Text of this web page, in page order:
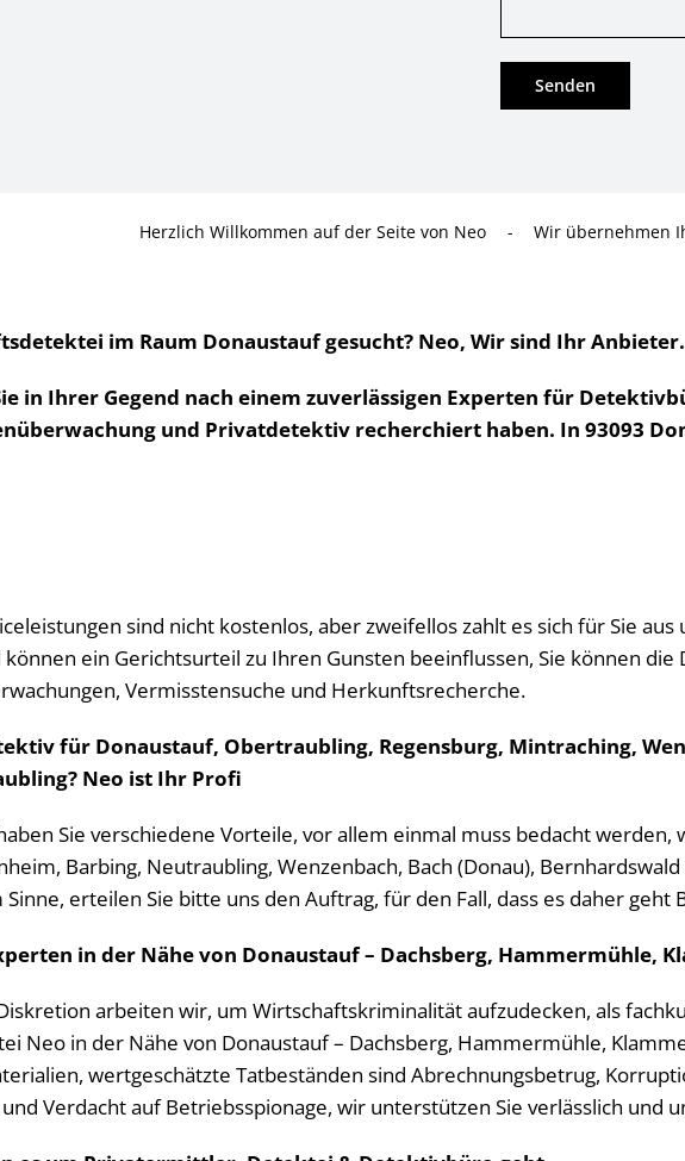
Herzlich Willkommen auf der Seite von Neo - Wir übernehmen
im Raum Donaustauf gesucht? Neo, Wir sind Ihr Anbieter.
in Ihrer Gegend nach einem zuverlässigen Experten für
und Privatdetektiv recherchiert haben. In 93093
sind nicht kostenlos, aber zweifellos zahlt es sich für Sie
ein Gerichtsurteil zu Ihren Gunsten beeinflussen, Sie können
Vermisstensuche und Herkunftsrecherche.
für Donaustauf, Obertraubling, Regensburg, Mintraching,
Neo ist Ihr Profi
Sie verschiedene Vorteile, vor allem einmal muss bedacht
Barbing, Neutraubling, Wenzenbach, Bach (Donau),
erteilen Sie bitte uns den Auftrag, für den Fall, dass es daher geht
in der Nähe von Donaustauf – Dachsberg, Hammermühle,
arbeiten wir, um Wirtschaftskriminalität aufzudecken, als
Neo in der Nähe von Donaustauf – Dachsberg, Hammermühle,
wertgeschätzte Tatbeständen sind Abrechnungsbetrug,
Verdacht auf Betriebsspionage, wir unterstützen Sie verlässlich und